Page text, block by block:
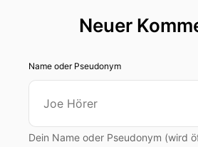
Neuer
Name oder Pseudonym
Dein Name oder Pseudonym (wird